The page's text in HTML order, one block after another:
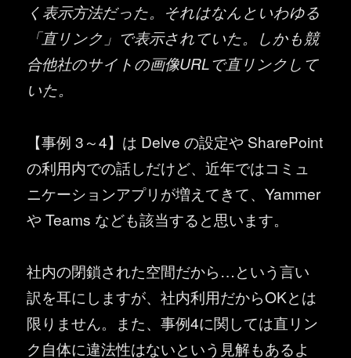
く表示方法だった。それはなんといわゆる
「直リンク」で表示されていた。しかも競
合他社のサイトの画像URLで直リンクして
いた。
【事例 3～4】は Delve の設定や SharePoint
の利用内での話しだけど、近年ではコミュ
ニケーションアプリが増えてきて、Yammer
や Teams なども該当すると思います。
社内の閉鎖された空間だから…という言い
訳を耳にしますが、社内利用だからOKとは
限りません。また、事例4に関しては直リン
ク自体に違法性はないという見解もあるよ